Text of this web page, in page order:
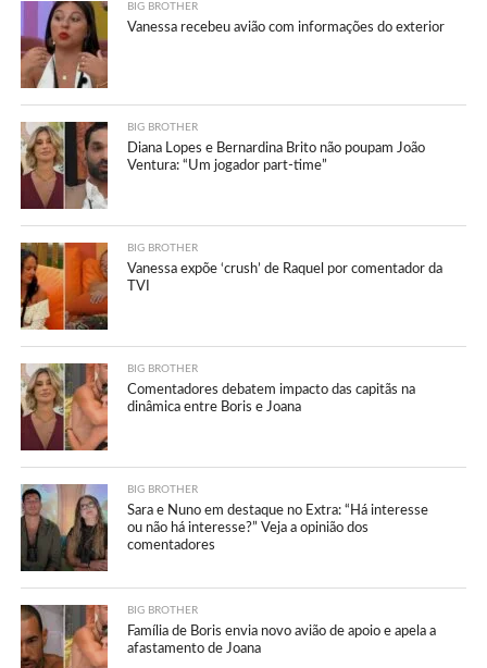
BIG BROTHER
Vanessa recebeu avião com informações do exterior
BIG BROTHER
Diana Lopes e Bernardina Brito não poupam João
Ventura: “Um jogador part-time”
BIG BROTHER
Vanessa expõe ‘crush’ de Raquel por comentador da
TVI
BIG BROTHER
Comentadores debatem impacto das capitãs na
dinâmica entre Boris e Joana
BIG BROTHER
Sara e Nuno em destaque no Extra: “Há interesse
ou não há interesse?” Veja a opinião dos
comentadores
BIG BROTHER
Família de Boris envia novo avião de apoio e apela a
afastamento de Joana